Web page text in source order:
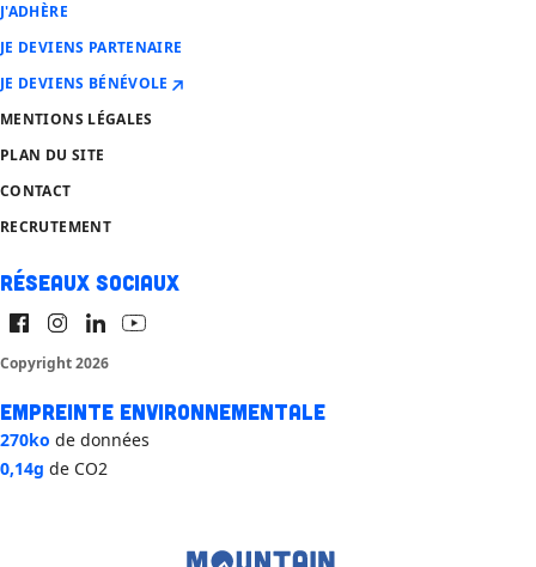
J'ADHÈRE
JE DEVIENS PARTENAIRE
JE DEVIENS BÉNÉVOLE
MENTIONS LÉGALES
PLAN DU SITE
CONTACT
RECRUTEMENT
Réseaux sociaux
Copyright 2026
Empreinte environnementale
270ko de données
0,14g de CO2